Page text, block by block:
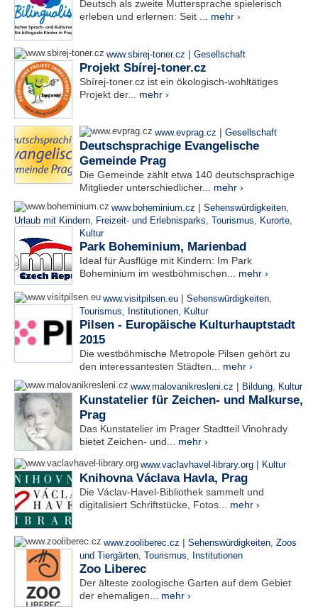
Deutsch als zweite Muttersprache spielerisch
erleben und erlernen: Seit ... mehr ›
www.sbirej-toner.cz | Gesellschaft
Projekt Sbírej-toner.cz
Sbírej-toner.cz ist ein ökologisch-wohltätiges
Projekt der... mehr ›
www.evprag.cz | Gesellschaft
Deutschsprachige Evangelische
Gemeinde Prag
Die Gemeinde zählt etwa 140 deutschsprachige
Mitglieder unterschiedlicher... mehr ›
www.boheminium.cz | Sehenswürdigkeiten,
Urlaub mit Kindern, Freizeit- und Erlebnisparks, Tourismus, Kurorte,
Kultur
Park Boheminium, Marienbad
Ideal für Ausflüge mit Kindern: Im Park
Boheminium im westböhmischen... mehr ›
www.visitpilsen.eu | Sehenswürdigkeiten,
Tourismus, Institutionen, Kultur
Pilsen - Europäische Kulturhauptstadt
2015
Die westböhmische Metropole Pilsen gehört zu
den interessantesten Städten... mehr ›
www.malovanikresleni.cz | Bildung, Kultur
Kunstatelier für Zeichen- und Malkurse,
Prag
Das Kunstatelier im Prager Stadtteil Vinohrady
bietet Zeichen- und... mehr ›
www.vaclavhavel-library.org | Kultur
Knihovna Václava Havla, Prag
Die Václav-Havel-Bibliothek sammelt und
digitalisiert Schriftstücke, Fotos... mehr ›
www.zooliberec.cz | Sehenswürdigkeiten, Zoos
und Tiergärten, Tourismus, Institutionen
Zoo Liberec
Der älteste zoologische Garten auf dem Gebiet
der ehemaligen... mehr ›